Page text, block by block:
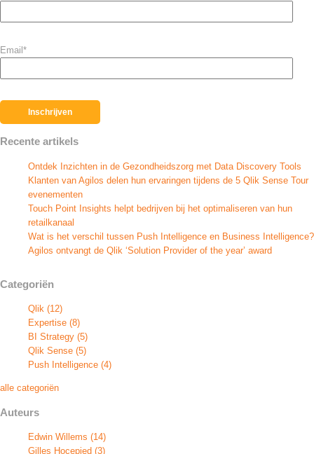
Email *
Recente artikels
Ontdek Inzichten in de Gezondheidszorg met Data Discovery Tools
Klanten van Agilos delen hun ervaringen tijdens de 5 Qlik Sense Tour
evenementen
Touch Point Insights helpt bedrijven bij het optimaliseren van hun
retailkanaal
Wat is het verschil tussen Push Intelligence en Business Intelligence?
Agilos ontvangt de Qlik ‘Solution Provider of the year’ award
Categoriën
Qlik (12)
Expertise (8)
BI Strategy (5)
Qlik Sense (5)
Push Intelligence (4)
alle categoriën
Auteurs
Edwin Willems (14)
Gilles Hocepied (3)